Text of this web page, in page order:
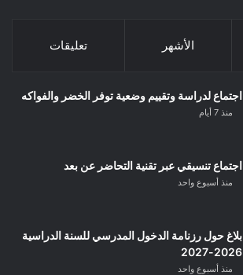
الأشهر تعليقات
اجتماع لدراسة وتقييم وضعية توفر الخضر والفواكه
منذ 7 أيام
اجتماع تنسيقي عبر تقنية التحاضر عن بعد
منذ أسبوع واحد
بلاغ حول رزنامة الدخول المدرسي للسنة الدراسية
2026-2027
منذ أسبوع واحد